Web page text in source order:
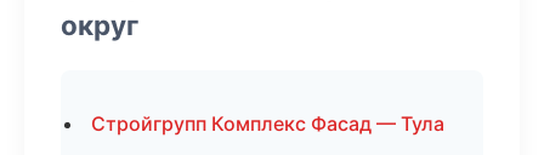
округ
Стройгрупп Комплекс Фасад — Тула